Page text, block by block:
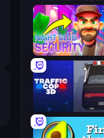
Night Club Security
Traffic Cop 3D